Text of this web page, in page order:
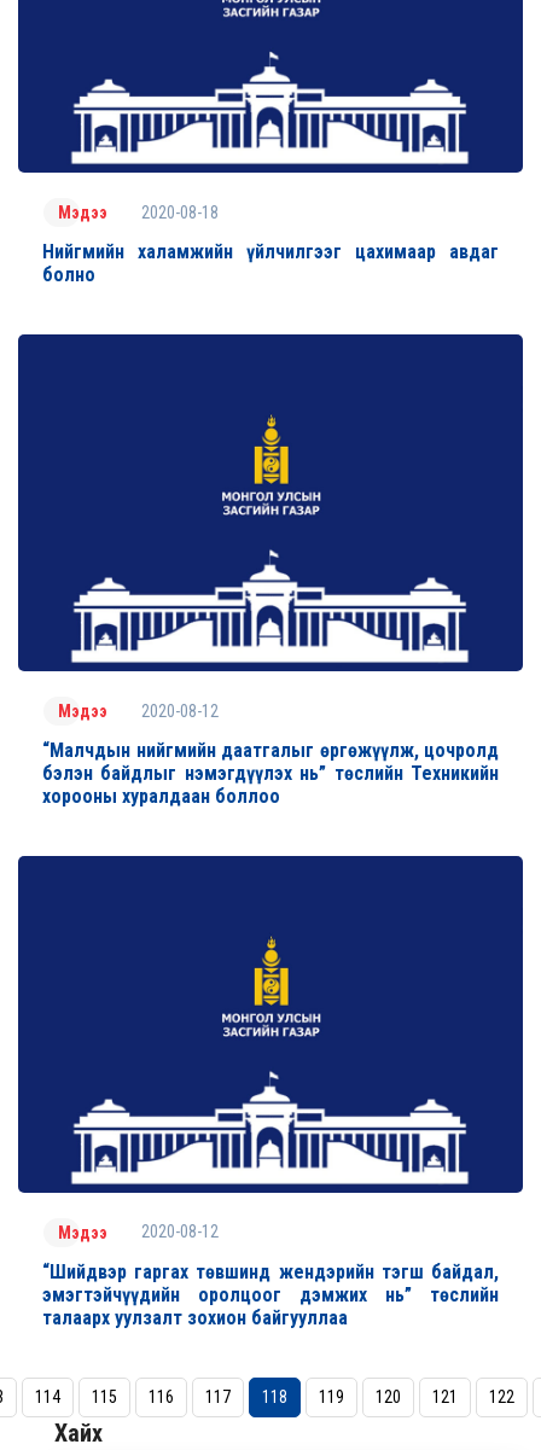
Мэдээ 2020-08-18
Нийгмийн халамжийн үйлчилгээг цахимаар авдаг
болно
Мэдээ 2020-08-12
“Малчдын нийгмийн даатгалыг өргөжүүлж, цочролд
бэлэн байдлыг нэмэгдүүлэх нь” төслийн Техникийн
хорооны хуралдаан боллоо
Мэдээ 2020-08-12
“Шийдвэр гаргах төвшинд жендэрийн тэгш байдал,
эмэгтэйчүүдийн оролцоог дэмжих нь” төслийн
талаарх уулзалт зохион байгууллаа
114 115 116 117 118 119 120 121 122
Хайх